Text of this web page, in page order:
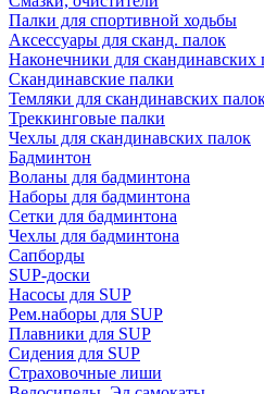
Палки для спортивной ходьбы
Аксессуары для сканд. палок
Наконечники для скандинавских
Скандинавские палки
Темляки для скандинавских
Треккинговые палки
Чехлы для скандинавских палок
Бадминтон
Воланы для бадминтона
Наборы для бадминтона
Сетки для бадминтона
Чехлы для бадминтона
Сапборды
SUP-доски
Насосы для SUP
Рем.наборы для SUP
Плавники для SUP
Сидения для SUP
Страховочные лиши